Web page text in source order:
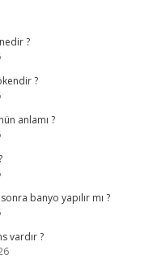
?
?
anlamı ?
banyo yapılır mı ?
vardır ?